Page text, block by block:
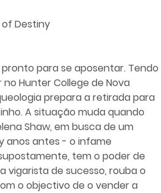
of Destiny
Hunter College de Nova
prepara a retirada para
A situação muda quando
Shaw, em busca de um
anos antes - o infame
tem o poder de
vigarista de sucesso, rouba o
o objectivo de o vender a